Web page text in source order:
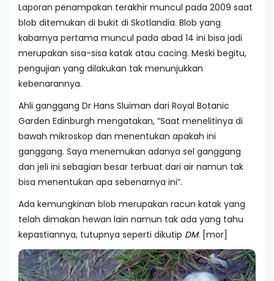
Laporan penampakan terakhir muncul pada 2009 saat
blob ditemukan di bukit di Skotlandia. Blob yang
kabarnya pertama muncul pada abad 14 ini bisa jadi
merupakan sisa-sisa katak atau cacing. Meski begitu,
pengujian yang dilakukan tak menunjukkan
kebenarannya.
Ahli ganggang Dr Hans Sluiman dari Royal Botanic
Garden Edinburgh mengatakan, “Saat menelitinya di
bawah mikroskop dan menentukan apakah ini
ganggang. Saya menemukan adanya sel ganggang
dan jeli ini sebagian besar terbuat dari air namun tak
bisa menentukan apa sebenarnya ini”.
Ada kemungkinan blob merupakan racun katak yang
telah dimakan hewan lain namun tak ada yang tahu
kepastiannya, tutupnya seperti dikutip DM. [mor]